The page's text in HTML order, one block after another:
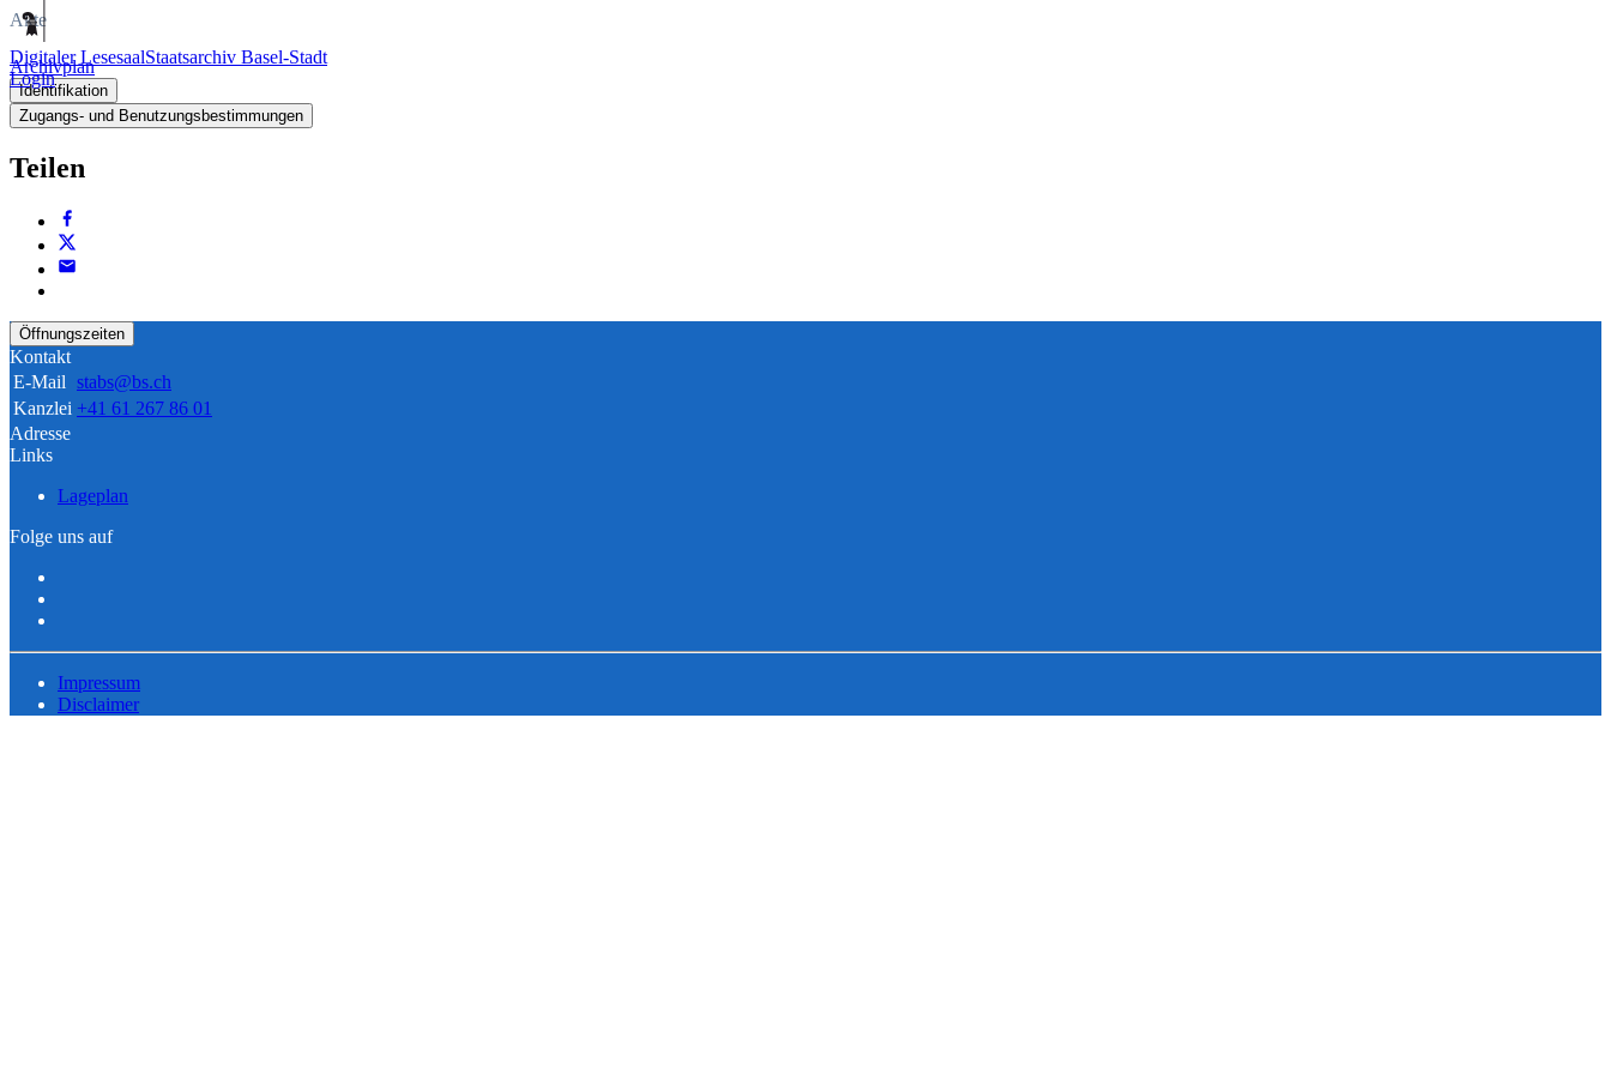
Digitaler LesesaalStaatsarchiv Basel-Stadt
Login
Akte
Archivplan
Identifikation
Zugangs- und Benutzungsbestimmungen
Teilen
Öffnungszeiten
Kontakt
E-Mail stabs@bs.ch
Kanzlei +41 61 267 86 01
Adresse
Links
Lageplan
Folge uns auf
Impressum
Disclaimer